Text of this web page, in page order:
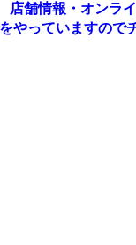
店舗情報・オンラ
やっていますので